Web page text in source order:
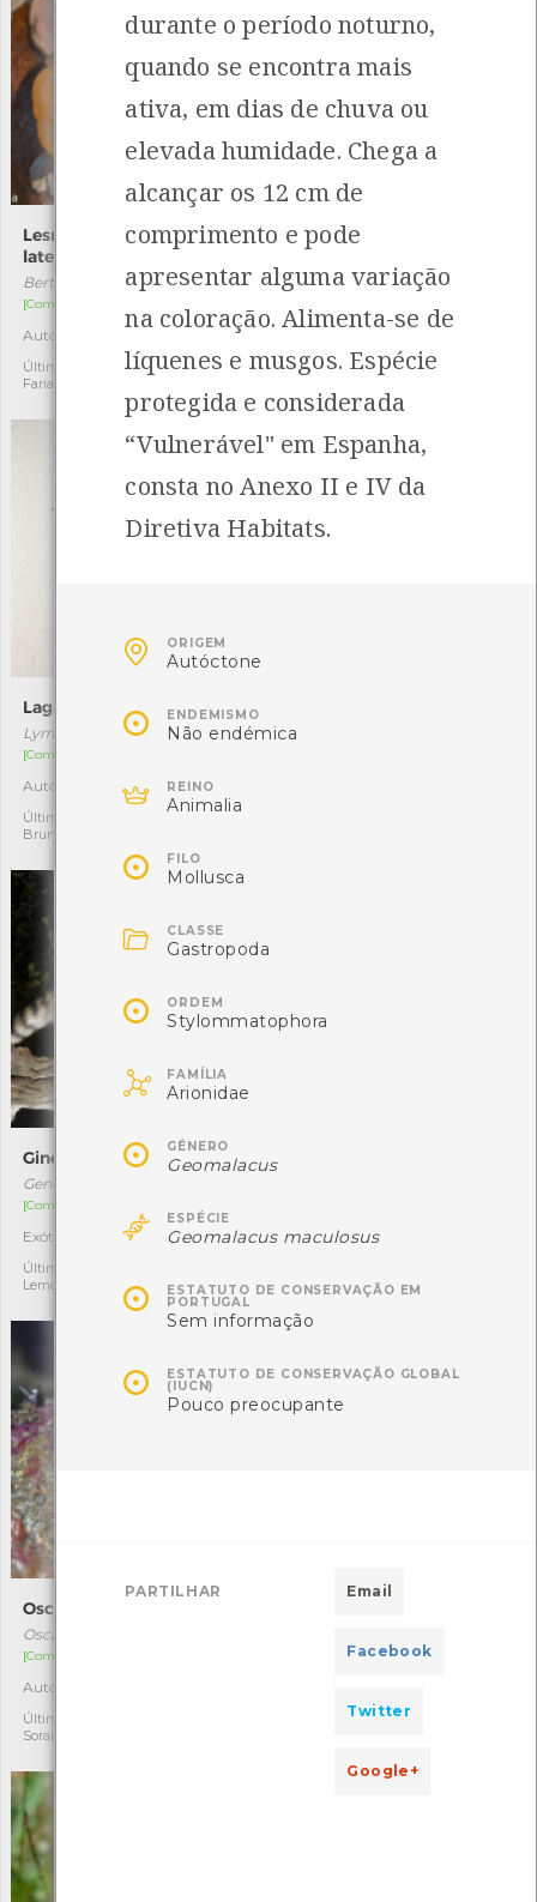
Lesma-de-brânquias-
laterais
Berthellina edwardsii
[Comum]
Autóctone
Última observação por: Fábio
Faria
Geomalacus maculosus
[Distribuição residual]
Autóctone
Nicole Viana
Lagarta-do-sobreiro
Lymantria dispar
[Comum]
Autóctone
Última observação por:
Bruno
Luscinia megarhynchos
Gineta
Genetta genetta
[Comum]
Exótica
Última observação por: Tiago
Lemos
12 Autóctone
Faria
Oscarella lobularis
Oscarella lobularis
[Comum]
Autóctone
Última observação por:
Soraia Castro
[Comum e residente]
Última observação por:
durante o período noturno,
quando se encontra mais
ativa, em dias de chuva ou
elevada humidade. Chega a
alcançar os 12 cm de
comprimento e pode
apresentar alguma variação
na coloração. Alimenta-se de
líquenes e musgos. Espécie
protegida e considerada
“Vulnerável" em Espanha,
consta no Anexo II e IV da
Diretiva Habitats.
 ORIGEM
Autóctone
 ENDEMISMO
Não endémica
 REINO
Animalia
 FILO
Mollusca
 CLASSE
Gastropoda
 ORDEM
Stylommatophora
 FAMÍLIA
Arionidae
 GÉNERO
Geomalacus
 ESPÉCIE
Geomalacus maculosus
 ESTATUTO DE CONSERVAÇÃO EM
PORTUGAL
Sem informação
 ESTATUTO DE CONSERVAÇÃO GLOBAL
(IUCN)
Pouco preocupante
PARTILHAR Email
Facebook
Twitter
Google+